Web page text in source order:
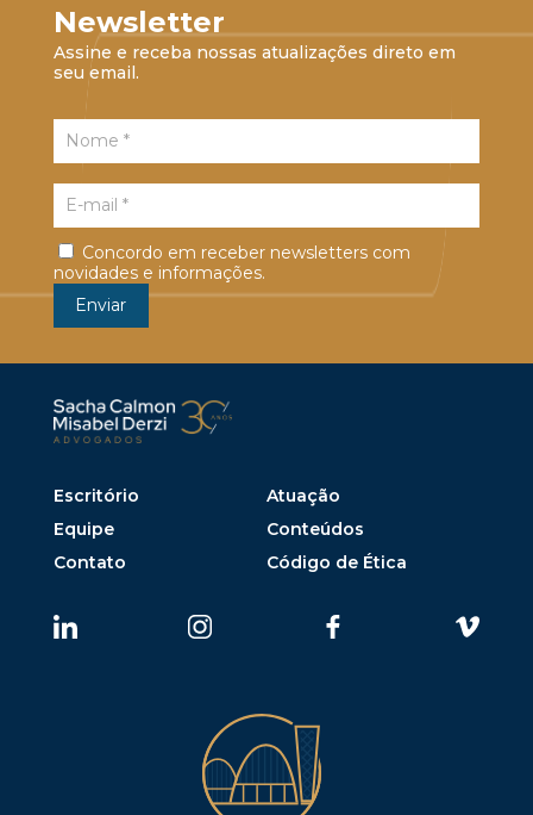
Newsletter
Assine e receba nossas atualizações direto em
seu email.
Concordo em receber newsletters com
novidades e informações.
Escritório
Atuação
Equipe
Conteúdos
Contato
Código de Ética